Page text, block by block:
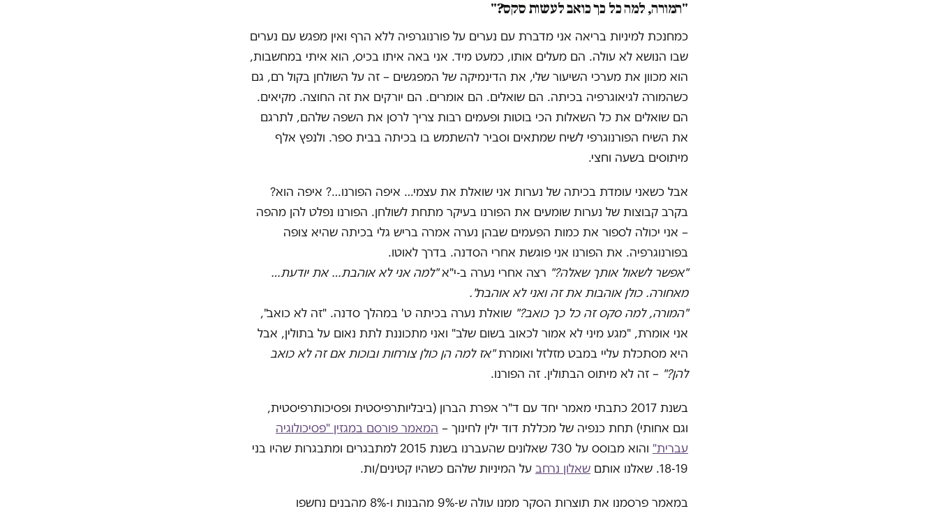
"המורה, למה כל כך כואב לעשות סקס?"
כמחנכת למיניות בריאה אני מדברת עם נערים על פורנוגרפיה ללא הרף ואין מפגש עם נערים
שבו הנושא לא עולה. הם מעלים אותו, כמעט מיד. אני באה איתו בכיס, הוא איתי במחשבות,
הוא מכוון את מערכי השיעור שלי, את הדינמיקה של המפגשים – זה על השולחן בקול רם, גם
כשהמורה לגיאוגרפיה בכיתה. הם שואלים. הם אומרים. הם יורקים את זה החוצה. מקיאים.
הם שואלים את כל השאלות הכי בוטות ופעמים רבות צריך לרסן את השפה שלהם, לתרגם
את השיח הפורנוגרפי לשיח שמתאים וסביר להשתמש בו בכיתה בבית ספר. ולנפץ אלף
מיתוסים בשעה וחצי.
אבל כשאני עומדת בכיתה של נערות אני שואלת את עצמי… איפה הפורנו…? איפה הוא?
בקרב קבוצות של נערות שומעים את הפורנו בעיקר מתחת לשולחן. הפורנו נפלט להן מהפה
– אני יכולה לספור את כמות הפעמים שבהן נערה אמרה בריש גלי בכיתה שהיא צופה
בפורנוגרפיה. את הפורנו אני פוגשת אחרי הסדנה. בדרך לאוטו.
"אפשר לשאול אותך שאלה?" רצה אחרי נערה ב-י"א"למה אני לא אוהבת… את יודעת…
מאחורה. כולן אוהבות את זה ואני לא אוהבת".
"המורה, למה סקס זה כל כך כואב?" שואלת נערה בכיתה ט' במהלך סדנה. "זה לא כואב",
אני אומרת, "מגע מיני לא אמור לכאוב בשום שלב" ואני מתכוננת לתת נאום על בתולין, אבל
היא מסתכלת עליי במבט מזלזל ואומרת"אז למה הן כולן צורחות ובוכות אם זה לא כואב
להן?" – זה לא מיתוס הבתולין. זה הפורנו.
בשנת 2017 כתבתי מאמר יחד עם ד"ר אפרת הברון (ביבליותרפיסטית ופסיכותרפיסטית,
וגם אחותי) תחת כנפיה של מכללת דוד ילין לחינוך – המאמר פורסם במגזין "פסיכולוגיה
עברית"
והוא מבוסס על 730 שאלונים שהעברנו בשנת 2015 למתבגרים ומתבגרות שהיו בני
18-19. שאלנו אותם
שאלון נרחב על המיניות שלהם כשהיו קטינים/ות.
במאמר פרסמנו את תוצרות הסקר ממנו עולה ש-9% מהבנות ו-8% מהבנים נחשפו